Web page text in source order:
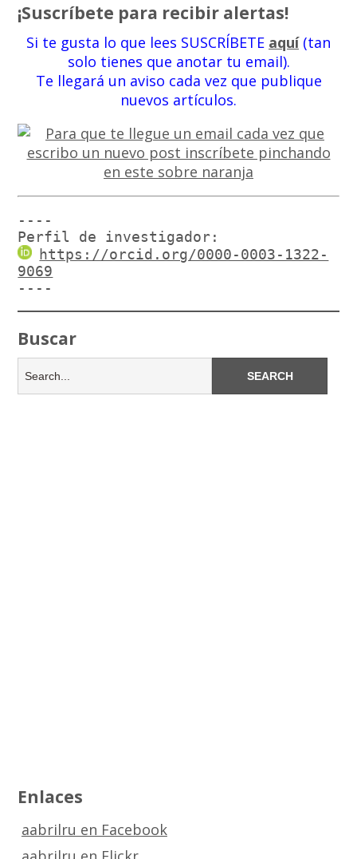
¡Suscríbete para recibir alertas!
Si te gusta lo que lees SUSCRÍBETE aquí(tan
solo tienes que anotar tu email).
Te llegará un aviso cada vez que publique
nuevos artículos.
----
Perfil de investigador:
https://orcid.org/0000-0003-1322-
9069
----
Buscar
Enlaces
aabrilru en Facebook